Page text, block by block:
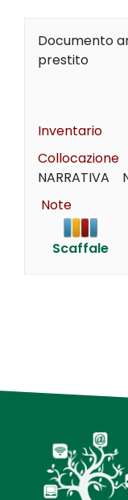
Documento
prestito
Inventario
Collocazione
NARRATIVA
Note
Scaffale